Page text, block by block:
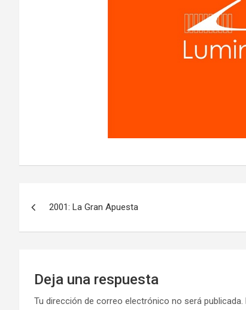
2001: La Gran Apuesta
Deja una respuesta
Tu dirección de correo electrónico no será publicada.